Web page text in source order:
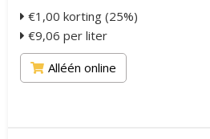
€1,00 korting (25%)
€9,06 per liter
Alléén online